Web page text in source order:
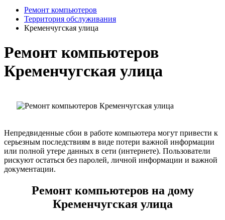
Ремонт компьютеров
Территория обслуживания
Кременчугская улица
Ремонт компьютеров
Кременчугская улица
Непредвиденные сбои в работе компьютера могут привести к
серьезным последствиям в виде потери важной информации
или полной утере данных в сети (интернете). Пользователи
рискуют остаться без паролей, личной информации и важной
документации.
Ремонт компьютеров на дому
Кременчугская улица